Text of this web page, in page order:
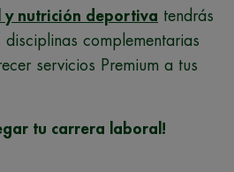
y nutrición deportiva tendrás
complementarias
servicios Premium a tus
tu carrera laboral!